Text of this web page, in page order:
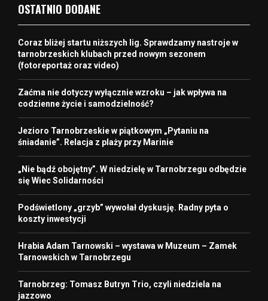
OSTATNIO DODANE
Coraz bliżej startu niższych lig. Sprawdzamy nastroje w
tarnobrzeskich klubach przed nowym sezonem
(fotoreportaż oraz video)
Zaćma nie dotyczy wyłącznie wzroku – jak wpływa na
codzienne życie i samodzielność?
Jezioro Tarnobrzeskie w piątkowym „Pytaniu na
śniadanie”. Relacja z plaży przy Marinie
„Nie bądź obojętny”. W niedzielę w Tarnobrzegu odbędzie
się Wiec Solidarności
Podświetlony „grzyb” wywołał dyskusję. Radny pyta o
koszty inwestycji
Hrabia Adam Tarnowski – wystawa w Muzeum – Zamek
Tarnowskich w Tarnobrzegu
Tarnobrzeg: Tomasz Butryn Trio, czyli niedziela na
jazzowo